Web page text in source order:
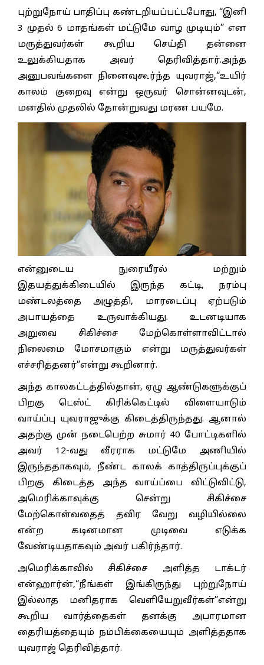
புற்றுநோய் பாதிப்பு கண்டறியப்பட்டபோது, “இனி
3 முதல் 6 மாதங்கள் மட்டுமே வாழ முடியும்” என
மருத்துவர்கள் கூறிய செய்தி தன்னை
உலுக்கியதாக அவர் தெரிவித்தார்.அந்த
அனுபவங்களை நினைவுகூர்ந்த யுவராஜ்,“உயிர்
காலம் குறைவு என்று ஒருவர் சொன்னவுடன்,
மனதில் முதலில் தோன்றுவது மரண பயமே.
என்னுடைய நுரையீரல் மற்றும்
இதயத்துக்கிடையில் இருந்த கட்டி, நரம்பு
மண்டலத்தை அழுத்தி, மாரடைப்பு ஏற்படும்
அபாயத்தை உருவாக்கியது. உடனடியாக
அறுவை சிகிச்சை மேற்கொள்ளாவிட்டால்
நிலைமை மோசமாகும் என்று மருத்துவர்கள்
எச்சரித்தனர்”என்று கூறினார்.
அந்த காலகட்டத்தில்தான், ஏழு ஆண்டுகளுக்குப்
பிறகு டெஸ்ட் கிரிக்கெட்டில் விளையாடும்
வாய்ப்பு யுவராஜுக்கு கிடைத்திருந்தது. ஆனால்
அதற்கு முன் நடைபெற்ற சுமார் 40 போட்டிகளில்
அவர் 12-வது வீரராக மட்டுமே அணியில்
இருந்ததாகவும், நீண்ட காலக் காத்திருப்புக்குப்
பிறகு கிடைத்த அந்த வாய்ப்பை விட்டுவிட்டு,
அமெரிக்காவுக்கு சென்று சிகிச்சை
மேற்கொள்வதைத் தவிர வேறு வழியில்லை
என்ற கடினமான முடிவை எடுக்க
வேண்டியதாகவும் அவர் பகிர்ந்தார்.
அமெரிக்காவில் சிகிச்சை அளித்த டாக்டர்
என்ஹார்ன்,“நீங்கள் இங்கிருந்து புற்றுநோய்
இல்லாத மனிதராக வெளியேறுவீர்கள்”என்று
கூறிய வார்த்தைகள் தனக்கு அபாரமான
தைரியத்தையும் நம்பிக்கையையும் அளித்ததாக
யுவராஜ் தெரிவித்தார்.